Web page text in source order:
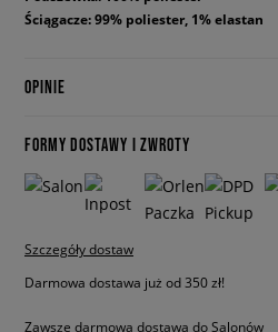
Ściągacze: 99% poliester, 1% elastan
OPINIE
FORMY DOSTAWY I ZWROTY
Szczegóły dostaw
Darmowa dostawa już od 350 zł!
Zawsze darmowa dostawa do Salonów